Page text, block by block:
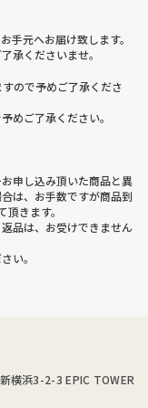
手元へお届け致します。
承くださいませ。
ので予めご了承くださ
めご了承ください。
申し込み頂いた商品と異
は、お手数ですが商品到
きます。
品は、お受けできません
い。
横浜3-2-3 EPIC TOWER